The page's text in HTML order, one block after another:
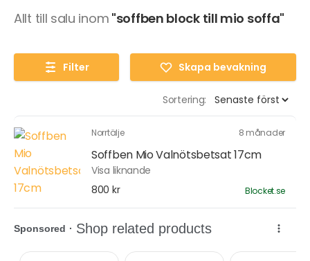
Allt till salu inom "soffben block till mio soffa"
Filter Skapa bevakning
Sortering:
Norrtälje 8 månader
Soffben Mio Valnötsbetsat 17cm
Visa liknande
800 kr
Blocket.se